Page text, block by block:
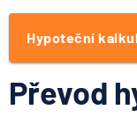
Hypoteční
Převod